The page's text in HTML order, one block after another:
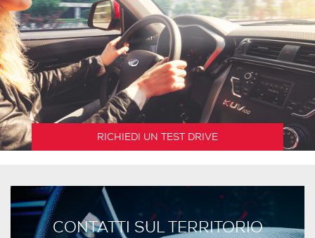
RICHIEDI UN TEST DRIVE
CONTATTI SUL TERRITORIO